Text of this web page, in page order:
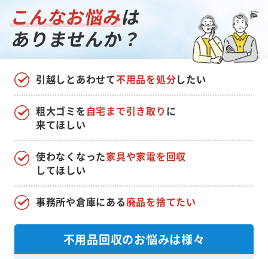
こんなお悩みは
ありませんか？
引越しとあわせて不用品を処分したい
使わなくなった家具や家電を回収
してほしい
粗大ゴミを自宅まで引き取り に
来てほしい
事務所や倉庫にある廃品を捨てたい
不用品回収のお悩みは様々